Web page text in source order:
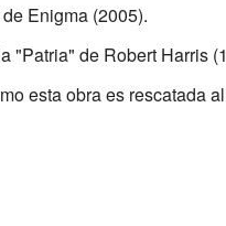
Enigma (2005).
"Patria" de Robert Harris
esta obra es rescatada